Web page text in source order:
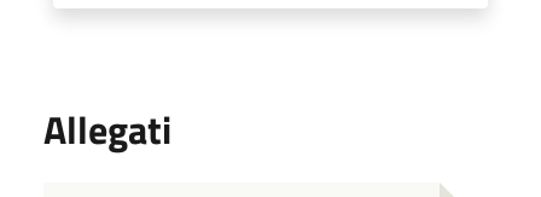
Allegati